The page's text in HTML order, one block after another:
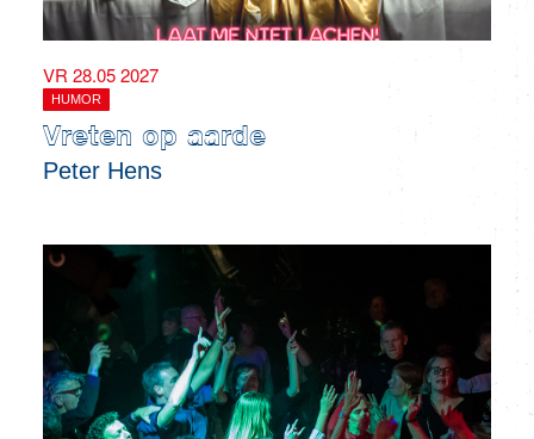
VR 28.05 2027
HUMOR
Vreten op aarde
Peter Hens